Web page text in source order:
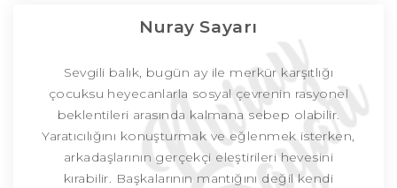
Nuray Sayarı
Sevgili balık, bugün ay ile merkür karşıtlığı
çocuksu heyecanlarla sosyal çevrenin rasyonel
beklentileri arasında kalmana sebep olabilir.
Yaratıcılığını konuşturmak ve eğlenmek isterken,
arkadaşlarının gerçekçi eleştirileri hevesini
kırabilir. Başkalarının mantığını değil kendi